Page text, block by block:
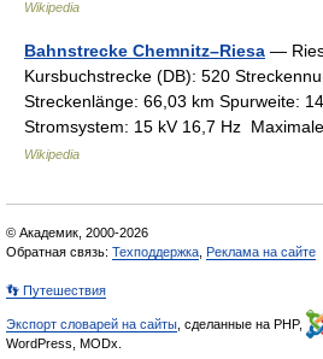
Wikipedia
Bahnstrecke Chemnitz–Riesa —
Kursbuchstrecke (DB): 520
Streckenlänge: 66,03 km Spurweite:
Stromsystem: 15 kV 16,7 Hz
Wikipedia
© Академик, 2000-2026
Обратная связь: Техподдержка Реклама на сайте
👣 Путешествия
Экспорт словарей на сайты , сделанные на PHP,
WordPress, MODx.